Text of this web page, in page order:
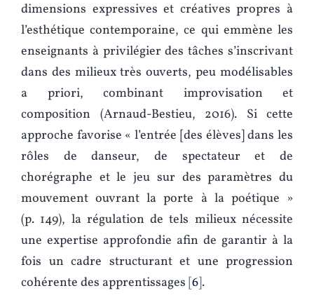
dimensions expressives et créatives propres à
l’esthétique contemporaine, ce qui emmène les
enseignants à privilégier des tâches s’inscrivant
dans des milieux très ouverts, peu modélisables
a priori, combinant improvisation et
composition (Arnaud-Bestieu, 2016). Si cette
approche favorise « l’entrée [des élèves] dans les
rôles de danseur, de spectateur et de
chorégraphe et le jeu sur des paramètres du
mouvement ouvrant la porte à la poétique »
(p. 149), la régulation de tels milieux nécessite
une expertise approfondie afin de garantir à la
fois un cadre structurant et une progression
cohérente des apprentissages 6 .